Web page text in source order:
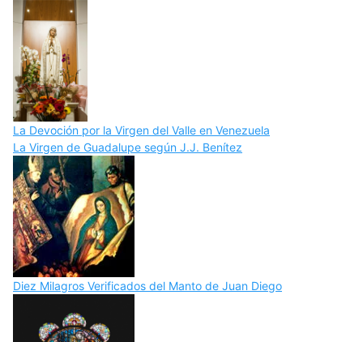
La Devoción por la Virgen del Valle en Venezuela
La Virgen de Guadalupe según J.J. Benítez
Diez Milagros Verificados del Manto de Juan Diego